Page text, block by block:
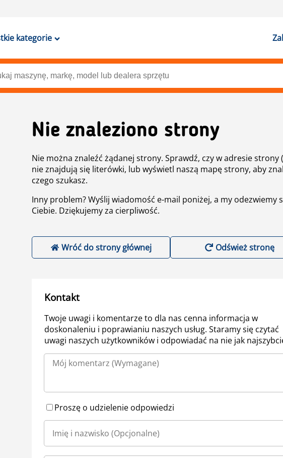
kategorie
Nie znaleziono strony
Nie można znaleźć żądanej strony. Sprawdź, czy w adresie strony
nie znajdują się literówki, lub wyświetl naszą mapę strony, aby
czego szukasz.
Inny problem? Wyślij wiadomość e-mail poniżej, a my odezwiemy
Ciebie. Dziękujemy za cierpliwość.
Wróć do strony głównej Odśwież stronę
Kontakt
Twoje uwagi i komentarze to dla nas cenna informacja w
doskonaleniu i poprawianiu naszych usług. Staramy się czytać
uwagi naszych użytkowników i odpowiadać na nie jak
Proszę o udzielenie odpowiedzi